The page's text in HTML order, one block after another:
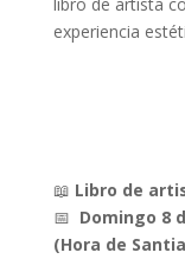
experiencia
📖 Libro de
📅 Domingo 8
(Hora de